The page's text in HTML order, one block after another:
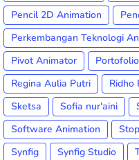
Pencil 2D Animation
Perkembangan Teknologi
Pivot Animator
Regina Aulia Putri
Ridho
Sketsa
Sofia nur'aini
Software Animation
Synfig
Synfig Studio